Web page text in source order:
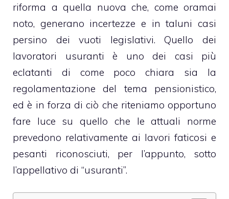
riforma a quella nuova che, come oramai
noto, generano incertezze e in taluni casi
persino dei vuoti legislativi. Quello dei
lavoratori usuranti è uno dei casi più
eclatanti di come poco chiara sia la
regolamentazione del tema pensionistico,
ed è in forza di ciò che riteniamo opportuno
fare luce su quello che le attuali norme
prevedono relativamente ai lavori faticosi e
pesanti riconosciuti, per l’appunto, sotto
l’appellativo di “usuranti”.